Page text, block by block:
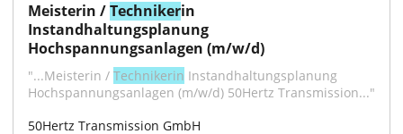
Meisterin / Technikerin
Instandhaltungsplanung
Hochspannungsanlagen (m/w/d)
"...Meisterin / Technikerin Instandhaltungsplanung
Hochspannungsanlagen (m/w/d) 50Hertz Transmission..."
50Hertz Transmission GmbH